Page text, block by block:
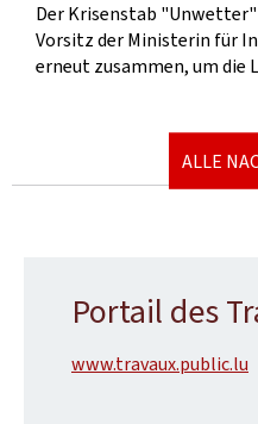
Der Krisenstab
Vorsitz der Ministerin für
erneut zusammen, um die
ALLE
Portail des
www.travaux.public.lu